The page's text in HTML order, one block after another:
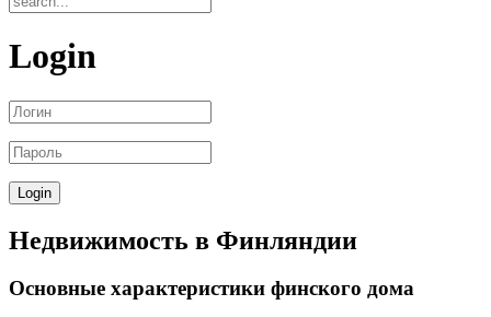
Login
Недвижимость в Финляндии
Основные характеристики финского дома